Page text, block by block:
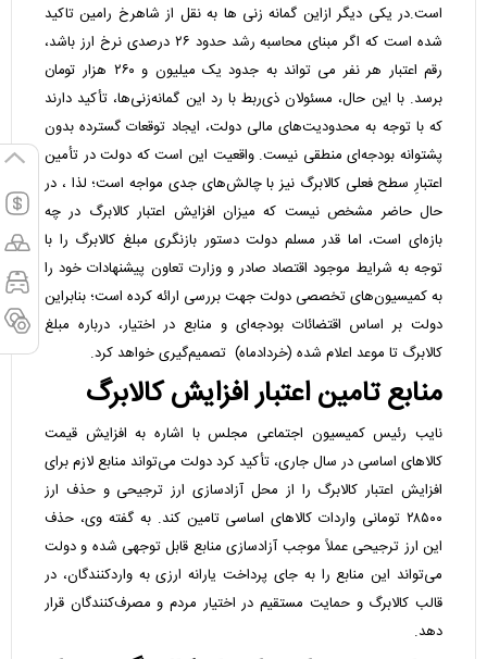
است.در یکی دیگر ازاین گمانه زنی ها به نقل از شاهرخ رامین تاکید
شده است که اگر مبنای محاسبه رشد حدود ۲۶ درصدی نرخ ارز باشد،
رقم اعتبار هر نفر می تواند به جدود یک میلیون و ۲۶۰ هزار تومان
برسد. با این حال، مسئولان ذی‌ربط با رد این گمانه‌زنی‌ها، تأکید دارند
که با توجه به محدودیت‌های مالی دولت، ایجاد توقعات گسترده بدون
پشتوانه بودجه‌ای منطقی نیست. واقعیت این است که دولت در تأمین
اعتبارِ سطح فعلی کالابرگ نیز با چالش‌های جدی مواجه است؛ لذا ، در
حال حاضر مشخص نیست که میزان افزایش اعتبار کالابرگ در چه
بازه‌ای است، اما قدر مسلم دولت دستور بازنگری مبلغ کالابرگ را با
توجه به شرایط موجود اقتصاد صادر و وزارت تعاون پیشنهادات خود را
به کمیسیون‌های تخصصی دولت جهت بررسی ارائه کرده است؛ بنابراین
دولت بر اساس اقتضائات بودجه‌ای و منابع در اختیار، درباره مبلغ
کالابرگ تا موعد اعلام شده (خردادماه) تصمیم‌گیری خواهد کرد.
منابع تامین اعتبار افزایش کالابرگ
نایب رئیس کمیسیون اجتماعی مجلس با اشاره به افزایش قیمت
کالاهای اساسی در سال جاری، تأکید کرد دولت می‌تواند منابع لازم برای
افزایش اعتبار کالابرگ را از محل آزادسازی ارز ترجیحی و حذف ارز
۲۸۵۰۰ تومانی واردات کالاهای اساسی تامین کند. به گفته وی، حذف
این ارز ترجیحی عملاً موجب آزادسازی منابع قابل توجهی شده و دولت
می‌تواند این منابع را به جای پرداخت یارانه ارزی به واردکنندگان، در
قالب کالابرگ و حمایت مستقیم در اختیار مردم و مصرف‌کنندگان قرار
دهد.